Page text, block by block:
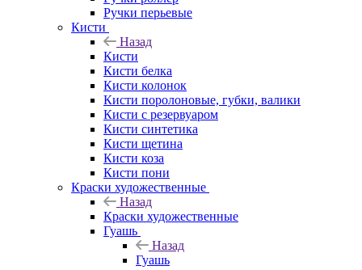
Ручки перьевые
Кисти
Назад
Кисти
Кисти белка
Кисти колонок
Кисти поролоновые, губки, валики
Кисти с резервуаром
Кисти синтетика
Кисти щетина
Кисти коза
Кисти пони
Краски художественные
Назад
Краски художественные
Гуашь
Назад
Гуашь